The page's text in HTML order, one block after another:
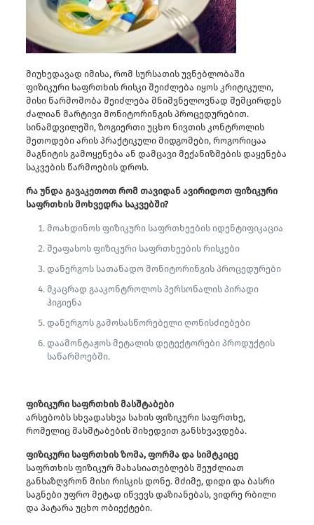
მიუხედავად იმისა, რომ სურსათის უვნებლობაში
ფიზიკური საფრთხის რისკი შეიძლება იყოს კრიტიკული,
მისი წარმოშობა შეიძლება მნიშვნელოვნად შემცირდეს
ძალიან მარტივი მონიტორინგის პროცედურებით.
სინამდვილეში, ზოგიერთი უცხო ნივთის კონტროლის
მეთოდები არის პრაქტიკული მიდგომები, როგორიცაა
მაგნიტის გამოყენება ან დამცავი მექანიზმების დაყენება
საკვების წარმოების დროს.
რა უნდა გავაკეთოთ რომ თავიდან ავირიდოთ ფიზიკური
საფრთხის მოხვედრა საკვებში?
მოახდინოს ფიზიკური საფრთხეების იდენტიფიკაცია
შეაფასოს ფიზიკური საფრთხეების რისკები
დანერგოს სათანადო მონიტორინგის პროცედურები
მკაცრად გააკონტროლოს პერსონალის პირადი
ჰიგიენა
დანერგოს გამოსასწორებელი ღონისძიებები
დაამონტაჟოს მეტალის დეტექტორები პროდუქტის
საწარმოებში.
ფიზიკური საფრთხის მასშტაბები
არსებობს სხვადასხვა სახის ფიზიკური საფრთხე,
რომელიც მასშტაბების მიხედვით განსხვავდება.
ფიზიკური საფრთხის ზომა, ფორმა და სიმტკიცე
საფრთხის ფიზიკურ მახასიათებლებს შეუძლიათ
განსაზღვრონ მისი რისკის დონე. მძიმე, დიდი და ბასრი
საგნები უფრო მეტად იწვევს დაზიანებას, ვიდრე რბილი
და პატარა უცხო ობიექტები.